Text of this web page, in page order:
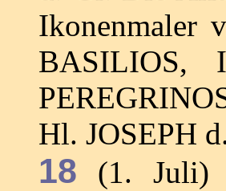
Ikonenmaler
BASILIOS,
Hl. JOSEPH
18 (1. Juli)